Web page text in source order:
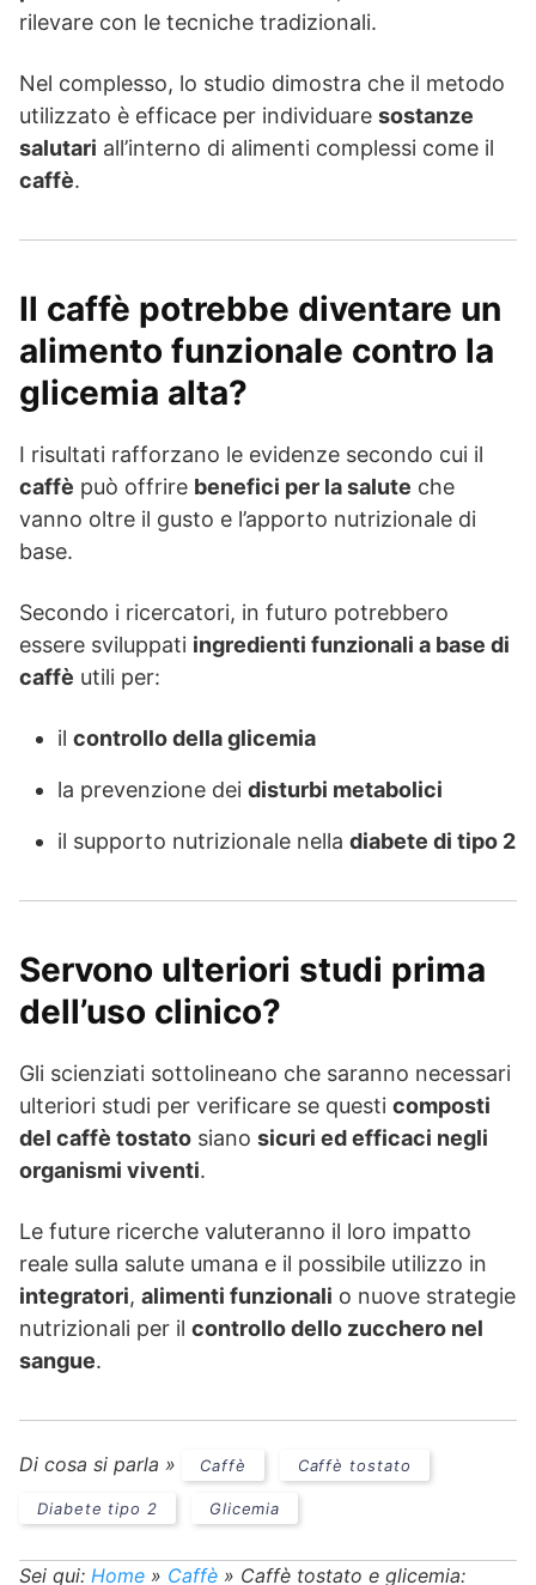
rilevare con le tecniche tradizionali.
Nel complesso, lo studio dimostra che il metodo
utilizzato è efficace per individuare sostanze
salutari all’interno di alimenti complessi come il
caffè.
Il caffè potrebbe diventare un
alimento funzionale contro la
glicemia alta?
I risultati rafforzano le evidenze secondo cui il
caffè può offrire benefici per la salute che
vanno oltre il gusto e l’apporto nutrizionale di
base.
Secondo i ricercatori, in futuro potrebbero
essere sviluppati ingredienti funzionali a base di
caffè utili per:
il controllo della glicemia
la prevenzione dei disturbi metabolici
il supporto nutrizionale nella diabete di tipo 2
Servono ulteriori studi prima
dell’uso clinico?
Gli scienziati sottolineano che saranno necessari
ulteriori studi per verificare se questi composti
del caffè tostato siano sicuri ed efficaci negli
organismi viventi.
Le future ricerche valuteranno il loro impatto
reale sulla salute umana e il possibile utilizzo in
integratori, alimenti funzionali o nuove strategie
nutrizionali per il controllo dello zucchero nel
sangue.
Di cosa si parla » Caffè Caffè tostato
Diabete tipo 2 Glicemia
Sei qui: Home » Caffè » Caffè tostato e glicemia: